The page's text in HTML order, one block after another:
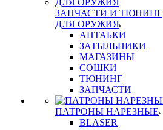
ЗАПЧАСТИ И ТЮНИНГ
ДЛЯ ОРУЖИЯ
АНТАБКИ
ЗАТЫЛЬНИКИ
МАГАЗИНЫ
СОШКИ
ТЮНИНГ
ЗАПЧАСТИ
ПАТРОНЫ НАРЕЗНЫЕ
BLASER